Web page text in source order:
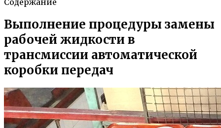
Выполнение процедуры замены
рабочей жидкости в
трансмиссии автоматической
коробки передач